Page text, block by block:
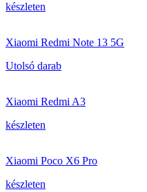
készleten
Xiaomi Redmi Note 13 5G
Utolsó darab
Xiaomi Redmi A3
készleten
Xiaomi Poco X6 Pro
készleten